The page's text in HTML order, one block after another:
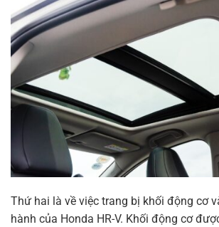
Thứ hai là về việc trang bị khối động cơ
hành của Honda HR-V. Khối động cơ